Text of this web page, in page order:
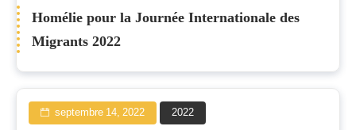
Homélie pour la Journée Internationale des
Migrants 2022
septembre 14, 2022 2022